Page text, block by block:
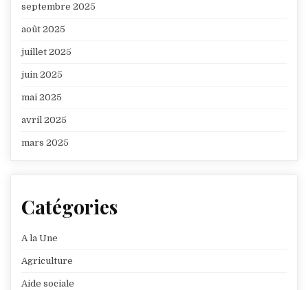
septembre 2025
août 2025
juillet 2025
juin 2025
mai 2025
avril 2025
mars 2025
Catégories
A la Une
Agriculture
Aide sociale